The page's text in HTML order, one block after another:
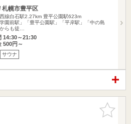
札幌市豊平区
線白石駅2.27km 豊平公園駅623m
園前駅」「豊平公園駅」「平岸駅」「中の島
らも徒…
14:30～21:30
500円～
サウナ
お気に入
りに追加